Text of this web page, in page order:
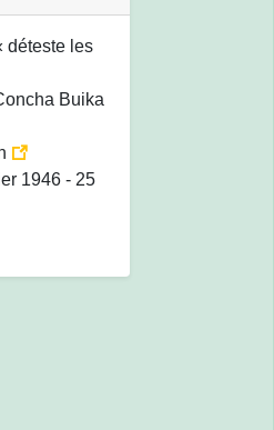
déteste les
Buika
1946 - 25